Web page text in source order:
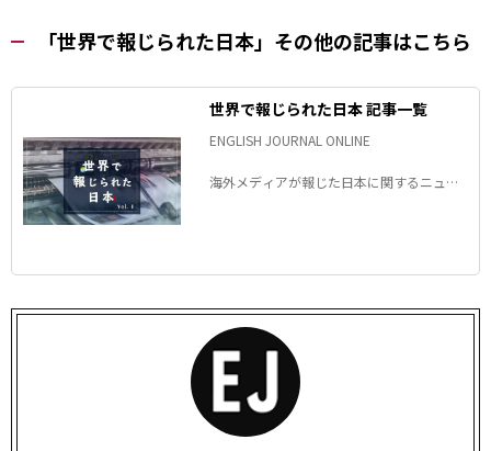
「世界で報じられた日本」その他の記事はこちら
世界で報じられた日本 記事一覧
ENGLISH JOURNAL ONLINE
海外メディアが報じた日本に関するニュー